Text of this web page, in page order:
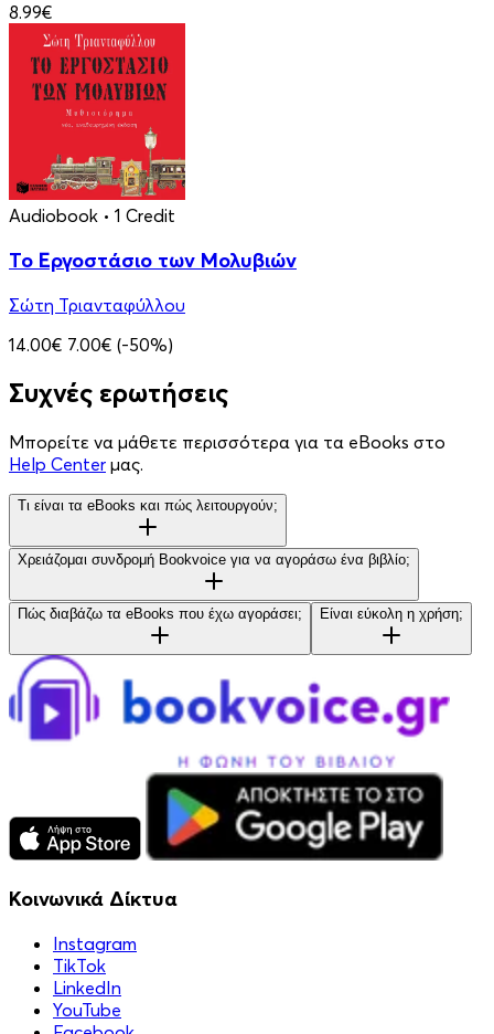
8.99€
Audiobook • 1 Credit
Το Εργοστάσιο των Μολυβιών
Σώτη Τριανταφύλλου
14.00€ 7.00€ (-50%)
Συχνές ερωτήσεις
Μπορείτε να μάθετε περισσότερα για τα eBooks στο
Help Center μας.
Τι είναι τα eBooks και πώς λειτουργούν;
Χρειάζομαι συνδρομή Bookvoice για να αγοράσω ένα βιβλίο;
Πώς διαβάζω τα eBooks που έχω αγοράσει; Είναι εύκολη η χρήση;
Κοινωνικά Δίκτυα
Instagram
TikTok
LinkedIn
YouTube